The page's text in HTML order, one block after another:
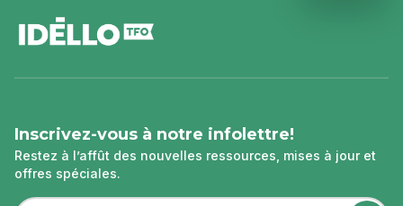
de
page
Inscrivez-vous à notre infolettre!
Restez à l’affût des nouvelles ressources, mises à jour et
offres spéciales.